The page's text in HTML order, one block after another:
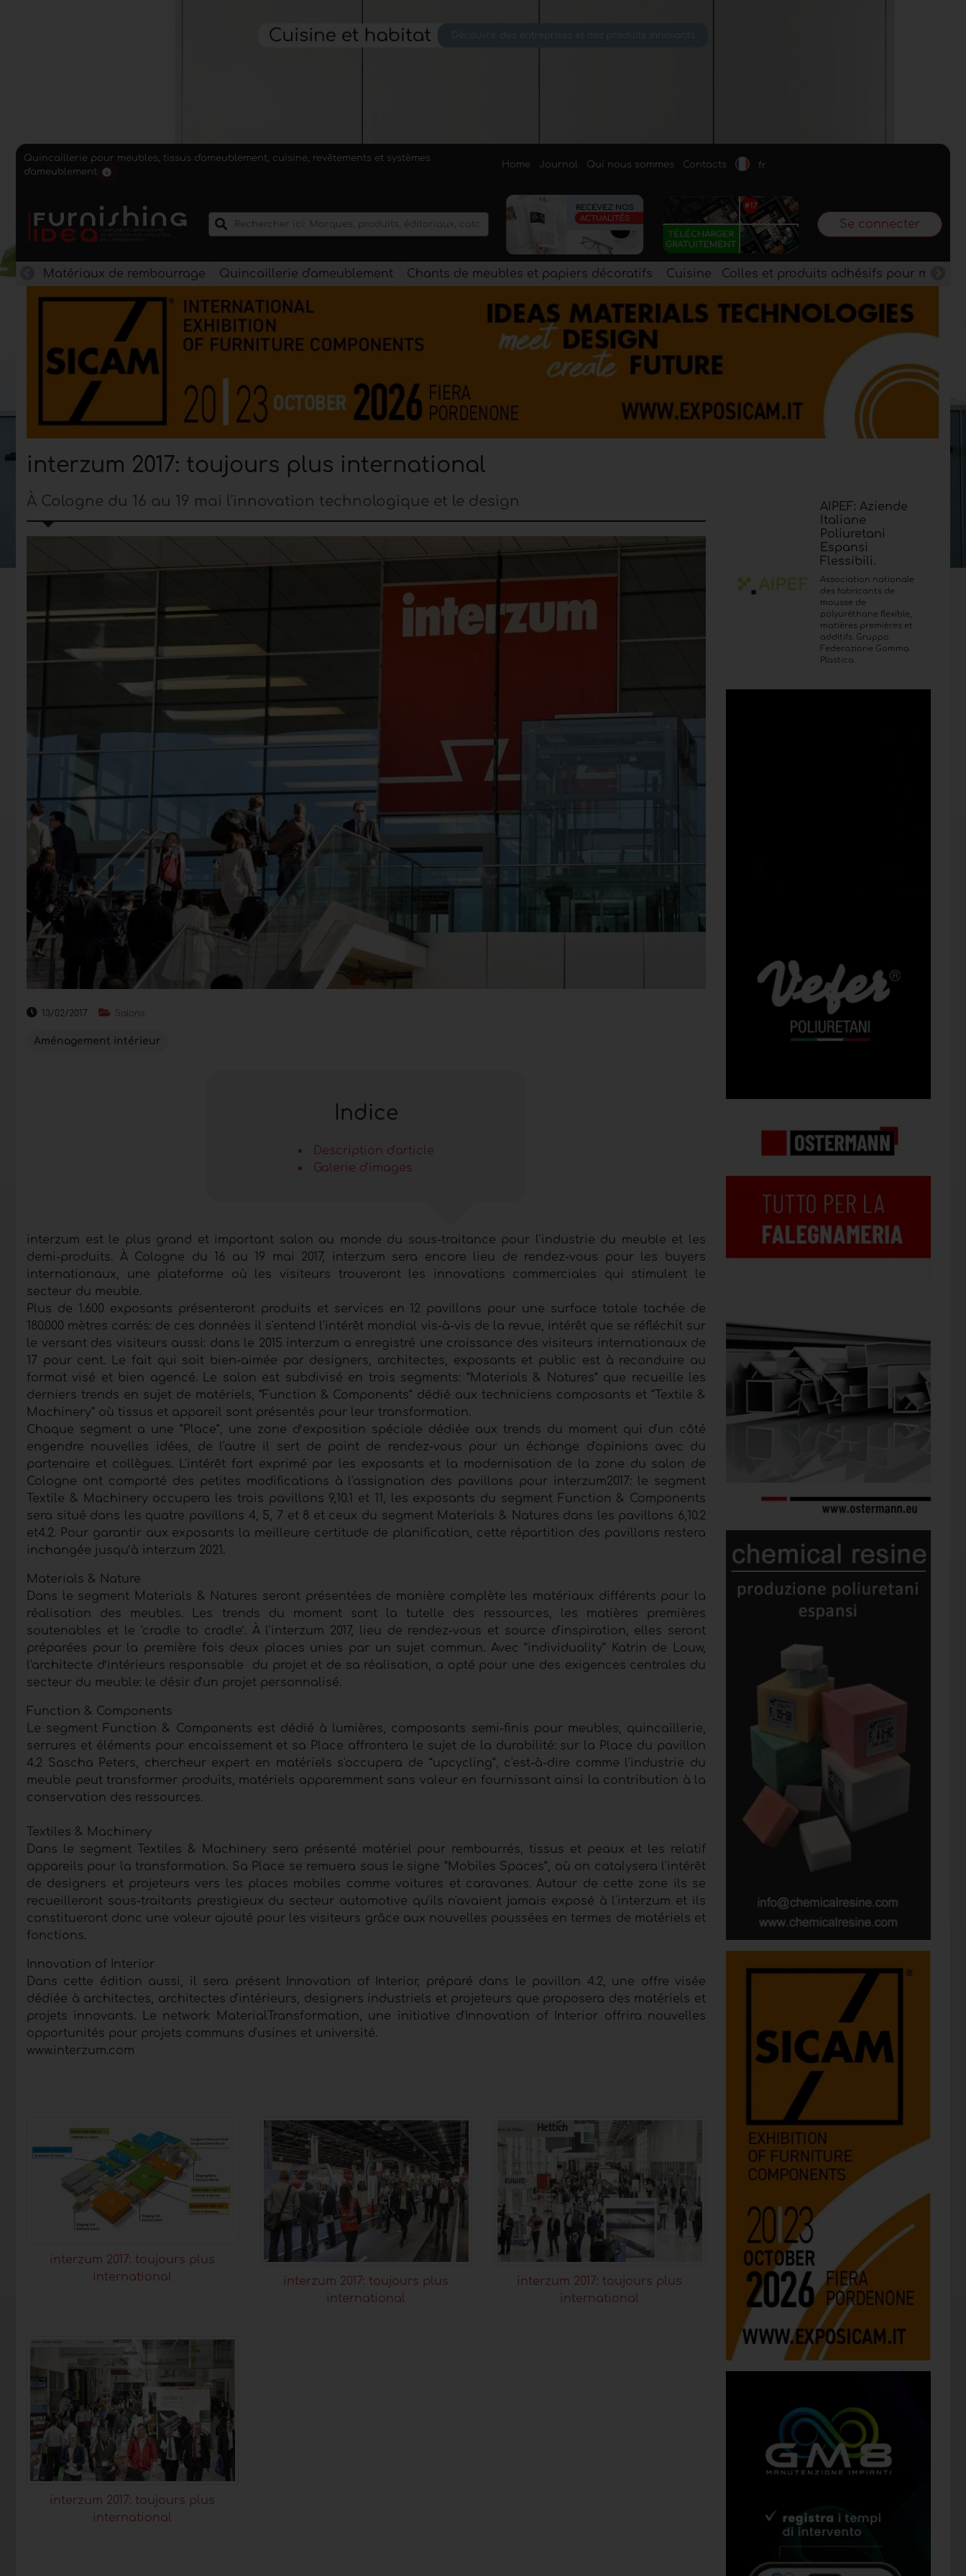
Quincaillerie pour meubles, tissus d'ameublement, cuisine, revêtements et systèmes
d'ameublement.
Home Journal Qui nous sommes Contacts fr
Se connecter
Matériaux de rembourrage Quincaillerie d'ameublement Chants de meubles et papiers décoratifs Cuisine Colles et produits adhésifs pour
interzum 2017: toujours plus international
À Cologne du 16 au 19 mai l'innovation technologique et le design
13/02/2017 Salons
Aménagement intérieur
Indice
Description d'article
Galerie d'images
interzum est le plus grand et important salon au monde du sous-traitance pour l'industrie du meuble et les
demi-produits. À Cologne du 16 au 19 mai 2017, interzum sera encore lieu de rendez-vous pour les buyers
internationaux, une plateforme où les visiteurs trouveront les innovations commerciales qui stimulent le
secteur du meuble.
Plus de 1.600 exposants présenteront produits et services en 12 pavillons pour une surface totale tachée de
180.000 mètres carrés: de ces données il s'entend l'intérêt mondial vis-à-vis de la revue, intérêt que se réfléchit sur
le versant des visiteurs aussi: dans le 2015 interzum a enregistré une croissance des visiteurs internationaux de
17 pour cent. Le fait qui soit bien-aimée par designers, architectes, exposants et public est à reconduire au
format visé et bien agencé. Le salon est subdivisé en trois segments: “Materials & Natures“ que recueille les
derniers trends en sujet de matériels, “Function & Components“ dédié aux techniciens composants et “Textile &
Machinery“ où tissus et appareil sont présentés pour leur transformation.
Chaque segment a une “Place“, une zone d’exposition spéciale dédiée aux trends du moment qui d'un côté
engendre nouvelles idées, de l'autre il sert de point de rendez-vous pour un échange d'opinions avec du
partenaire et collègues. L'intérêt fort exprimé par les exposants et la modernisation de la zone du salon de
Cologne ont comporté des petites modifications à l'assignation des pavillons pour interzum2017: le segment
Textile & Machinery occupera les trois pavillons 9,10.1 et 11, les exposants du segment Function & Components
sera situé dans les quatre pavillons 4, 5, 7 et 8 et ceux du segment Materials & Natures dans les pavillons 6,10.2
et4.2. Pour garantir aux exposants la meilleure certitude de planification, cette répartition des pavillons restera
inchangée jusqu’à interzum 2021.
Materials & Nature
Dans le segment Materials & Natures seront présentées de manière complète les matériaux différents pour la
réalisation des meubles. Les trends du moment sont la tutelle des ressources, les matières premières
soutenables et le ‘cradle to cradle’. À l'interzum 2017, lieu de rendez-vous et source d'inspiration, elles seront
préparées pour la première fois deux places unies par un sujet commun. Avec “individuality“ Katrin de Louw,
l'architecte d’intérieurs responsable du projet et de sa réalisation, a opté pour une des exigences centrales du
secteur du meuble: le désir d'un projet personnalisé.
Function & Components
Le segment Function & Components est dédié à lumières, composants semi-finis pour meubles, quincaillerie,
serrures et éléments pour encaissement et sa Place affrontera le sujet de la durabilité: sur la Place du pavillon
4.2 Sascha Peters, chercheur expert en matériels s'occupera de “upcycling“, c'est-à-dire comme l'industrie du
meuble peut transformer produits, matériels apparemment sans valeur en fournissant ainsi la contribution à la
conservation des ressources.
Textiles & Machinery
Dans le segment Textiles & Machinery sera présenté matériel pour rembourrés, tissus et peaux et les relatif
appareils pour la transformation. Sa Place se remuera sous le signe “Mobiles Spaces“, où on catalysera l'intérêt
de designers et projeteurs vers les places mobiles comme voitures et caravanes. Autour de cette zone ils se
recueilleront sous-traitants prestigieux du secteur automotive qu'ils n'avaient jamais exposé à l'interzum et ils
constitueront donc une valeur ajouté pour les visiteurs grâce aux nouvelles poussées en termes de matériels et
fonctions.
Innovation of Interior
Dans cette édition aussi, il sera présent Innovation of Interior, préparé dans le pavillon 4.2, une offre visée
dédiée à architectes, architectes d'intérieurs, designers industriels et projeteurs que proposera des matériels et
projets innovants. Le network MaterialTransformation, une initiative d'Innovation of Interior offrira nouvelles
opportunités pour projets communs d'usines et université.
www.interzum.com
interzum 2017: toujours plus
international
interzum 2017: toujours plus
international
interzum 2017: toujours plus
international
interzum 2017: toujours plus
international
AIPEF: Aziende
Italiane
Poliuretani
Espansi
Flessibili.
Association nationale
des fabricants de
mousse de
polyuréthane flexible,
matières premières et
additifs. Gruppo
Federazione Gomma
Plastica.